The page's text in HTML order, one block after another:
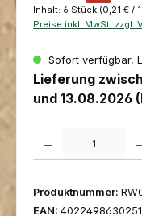
Inhalt: 6 Stück (0,21 € /
Preise inkl. MwSt. zzgl.
Sofort verfügbar,
Lieferung
und 13.08.2026
Produktnummer:
EAN: 4022498630251